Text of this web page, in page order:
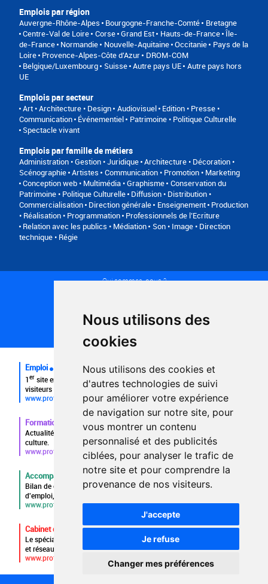
Nous utilisons des
cookies
Nous utilisons des cookies et
d'autres technologies de suivi
pour améliorer votre expérience
de navigation sur notre site, pour
vous montrer un contenu
personnalisé et des publicités
ciblées, pour analyser le trafic de
notre site et pour comprendre la
provenance de nos visiteurs.
J'accepte
Je refuse
Changer mes préférences
Emplois par région
Auvergne-Rhône-Alpes Bourgogne-Franche-Comté
Bretagne
Centre-Val de Loire Corse Grand Est Hauts-de-France Île-
de-France Normandie Nouvelle-Aquitaine Occitanie
Pays de la
Loire Provence-Alpes-Côte d'Azur
DROM-COM
Belgique/Luxembourg
Suisse Autre pays UE Autre pays hors
UE
Emplois par secteur
Art • Architecture • Design Audiovisuel Edition • Presse •
Communication Événementiel
Patrimoine • Politique Culturelle
Spectacle vivant
Emplois par famille de métiers
Administration • Gestion • Juridique Architecture • Décoration •
Scénographie Artistes
Communication • Promotion • Marketing
Conception web • Multimédia • Graphisme Conservation du
Patrimoine • Politique Culturelle Diffusion • Distribution •
Commercialisation Direction générale Enseignement Production
• Réalisation • Programmation Professionnels de l’Ecriture
Relation avec les publics • Médiation
Son • Image • Direction
technique • Régie
Qui sommes-nous ?
Plan du site
FAQ recruteurs
FAQ
Emploi
1er site emploi du secteur culturel 784.000 visites et 230.000
visiteurs uniques par mois.
www.profilculture.com
Formation
Actualités, guide et annuaire des formations aux métiers de la
culture.
www.profilculture-formation.com
Accompagnement professionnel
Bilan de compétences, coaching, techniques de recherche
d'emploi, entretien conseil.
www.profilculture-competences.com
Cabinet de recrutement
Le spécialiste du secteur culturel, une cvthèque de 86.000 CV
et réseau unique de professionnels.
www.profilculture-conseil.com/cabinet-recrutement